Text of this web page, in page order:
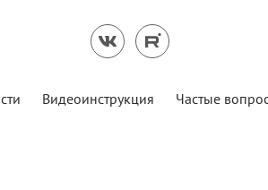
Видеоинструкция Частые